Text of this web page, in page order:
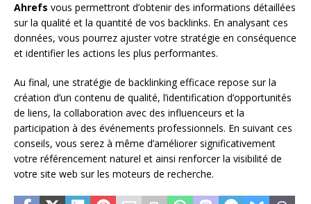
Ahrefs vous permettront d’obtenir des informations détaillées
sur la qualité et la quantité de vos backlinks. En analysant ces
données, vous pourrez ajuster votre stratégie en conséquence
et identifier les actions les plus performantes.
Au final, une stratégie de backlinking efficace repose sur la
création d’un contenu de qualité, l’identification d’opportunités
de liens, la collaboration avec des influenceurs et la
participation à des événements professionnels. En suivant ces
conseils, vous serez à même d’améliorer significativement
votre référencement naturel et ainsi renforcer la visibilité de
votre site web sur les moteurs de recherche.